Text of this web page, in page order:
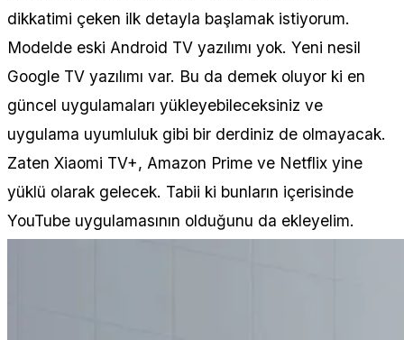
dikkatimi çeken ilk detayla başlamak istiyorum.
Modelde eski Android TV yazılımı yok. Yeni nesil
Google TV yazılımı var. Bu da demek oluyor ki en
güncel uygulamaları yükleyebileceksiniz ve
uygulama uyumluluk gibi bir derdiniz de olmayacak.
Zaten Xiaomi TV+, Amazon Prime ve Netflix yine
yüklü olarak gelecek. Tabii ki bunların içerisinde
YouTube uygulamasının olduğunu da ekleyelim.